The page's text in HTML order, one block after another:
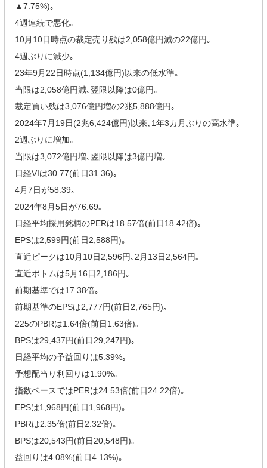
▲7.75%)｡
4週連続で悪化｡
10月10日時点の裁定売り残は2,058億円減の22億円｡
4週ぶりに減少｡
23年9月22日時点(1,134億円)以来の低水準｡
当限は2,058億円減､翌限以降は0億円｡
裁定買い残は3,076億円増の2兆5,888億円｡
2024年7月19日(2兆6,424億円)以来､1年3カ月ぶりの高水準｡
2週ぶりに増加｡
当限は3,072億円増､翌限以降は3億円増｡
日経VIは30.77(前日31.36)｡
4月7日が58.39｡
2024年8月5日が76.69｡
日経平均採用銘柄のPERは18.57倍(前日18.42倍)｡
EPSは2,599円(前日2,588円)｡
直近ピークは10月10日2,596円､2月13日2,564円｡
直近ボトムは5月16日2,186円｡
前期基準では17.38倍｡
前期基準のEPSは2,777円(前日2,765円)｡
225のPBRは1.64倍(前日1.63倍)｡
BPSは29,437円(前日29,247円)｡
日経平均の予益回りは5.39%｡
予想配当り利回りは1.90%｡
指数ベースではPERは24.53倍(前日24.22倍)｡
EPSは1,968円(前日1,968円)｡
PBRは2.35倍(前日2.32倍)｡
BPSは20,543円(前日20,548円)｡
益回りは4.08%(前日4.13%)｡